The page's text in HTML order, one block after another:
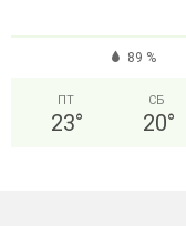
89 %
ПТ
23°
СБ
20°